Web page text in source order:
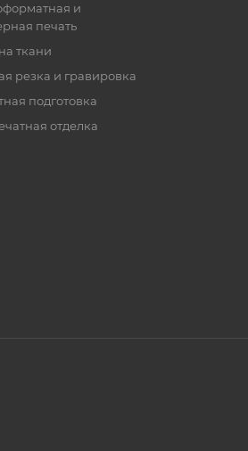
и
печать
ткани
резка и гравировка
подготовка
отделка